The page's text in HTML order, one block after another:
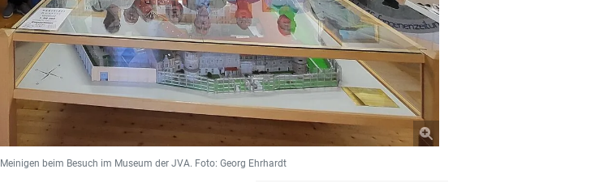
beim Besuch im Museum der JVA. Foto: Georg Ehrhardt